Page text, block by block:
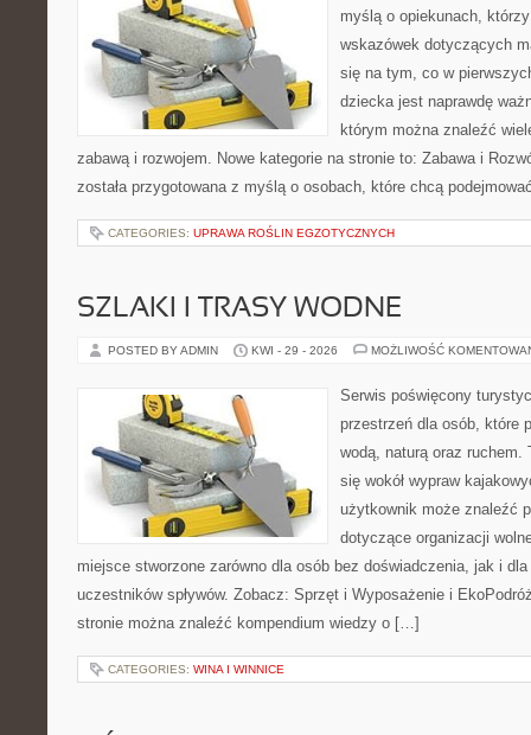
myślą o opiekunach,
wskazówek dotyczących
się na tym, co w
dziecka jest naprawdę
którym można znaleźć
zabawą i rozwojem. Nowe kategorie na stronie to: Zabawa i
została przygotowana z myślą o osobach, które chcą
CATEGORIES: UPRAWA ROŚLIN EGZOTYCZNYCH
SZLAKI I TRASY WODNE
POSTED BY ADMIN KWI - 29 - 2026 MOŻLIWOŚĆ
Serwis poświęcony
przestrzeń dla osób, które
wodą, naturą oraz ruchem.
się wokół wypraw
użytkownik może znaleźć
dotyczące organizacji
miejsce stworzone zarówno dla osób bez doświadczenia, jak i
uczestników spływów. Zobacz: Sprzęt i Wyposażenie i
stronie można znaleźć kompendium wiedzy o […]
CATEGORIES: WINA I WINNICE